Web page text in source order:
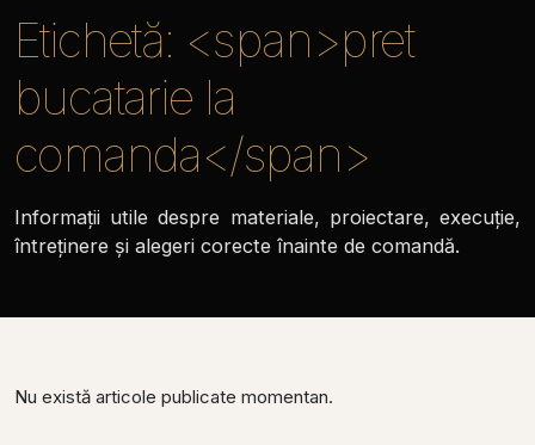
Etichetă: <span>pret
bucatarie la
comanda</span>
Informații utile despre materiale, proiectare, execuție,
întreținere și alegeri corecte înainte de comandă.
Nu există articole publicate momentan.